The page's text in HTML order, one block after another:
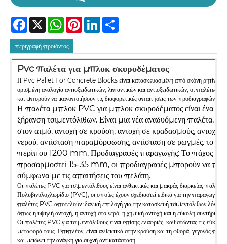
Facebook
X WhatsAppPinterestLinkedIn
περιγραφή προϊόντος
Pvc παλέτα για μπλοκ σκυροδέματος
Η Pvc Pallet For Concrete Blocks είναι κατασκευασμένη από σκόνη ρητίνης
ορισμένη αναλογία αντιοξειδωτικών, λιπαντικών και αντιοξειδωτικών, οι παλέτες
και μπορούν να ικανοποιήσουν τις διαφορετικές απαιτήσεις των προδιαγραφών.
Η παλέτα μπλοκ PVC για μπλοκ σκυροδέματος είναι ένα
ξήρανση τσιμεντόλιθων. Είναι μια νέα αναδυόμενη παλέτα,
στον ατμό, αντοχή σε κρούση, αντοχή σε κραδασμούς, αντοχή
νερού, αντίσταση παραμόρφωσης, αντίσταση σε ρωγμές. το
περίπου 1200 mm, Προδιαγραφές παραγωγής: Το πάχος
προσαρμοστεί 15-35 mm, οι προδιαγραφές μπορούν να
σύμφωνα με τις απαιτήσεις του πελάτη.
Οι παλέτες PVC για τσιμεντόλιθους είναι ανθεκτικές και μακράς διαρκείας
Πολυβινυλοχλωρίδιο (PVC), οι οποίες έχουν σχεδιαστεί ειδικά για την παραγωγή
παλέτες PVC αποτελούν ιδανική επιλογή για την κατασκευή τσιμεντόλιθων λόγω
όπως η υψηλή αντοχή, η αντοχή στο νερό, η χημική αντοχή και η εύκολη συντήρηση.
Οι παλέτες PVC για τσιμεντόλιθους είναι επίσης ελαφριές, καθιστώντας τις
μεταφορά τους. Επιπλέον, είναι ανθεκτικά στην κρούση και τη φθορά, γεγονός που
και μειώνει την ανάγκη για συχνή αντικατάσταση.